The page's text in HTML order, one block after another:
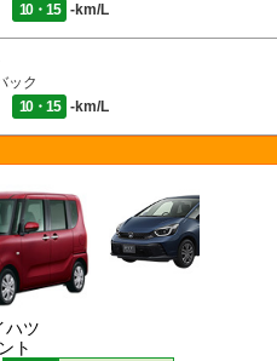
10・15 -km/L
ック
10・15 -km/L
ハツ
ト